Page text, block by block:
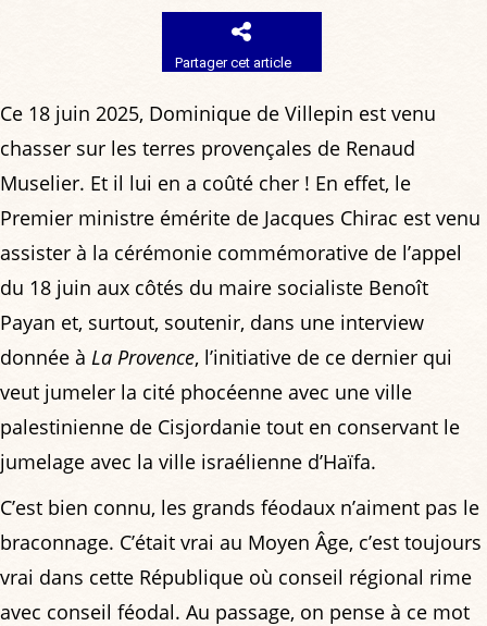
Partager cet article
Ce 18 juin 2025, Dominique de Villepin est venu
chasser sur les terres provençales de Renaud
Muselier. Et il lui en a coûté cher ! En effet, le
Premier ministre émérite de Jacques Chirac est venu
assister à la cérémonie commémorative de l’appel
du 18 juin aux côtés du maire socialiste Benoît
Payan et, surtout, soutenir, dans une interview
donnée à La Provence, l’initiative de ce dernier qui
veut jumeler la cité phocéenne avec une ville
palestinienne de Cisjordanie tout en conservant le
jumelage avec la ville israélienne d’Haïfa.
C’est bien connu, les grands féodaux n’aiment pas le
braconnage. C’était vrai au Moyen Âge, c’est toujours
vrai dans cette République où conseil régional rime
avec conseil féodal. Au passage, on pense à ce mot